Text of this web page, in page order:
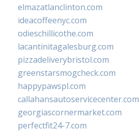
elmazatlanclinton.com
ideacoffeenyc.com
odieschillicothe.com
lacantinitagalesburg.com
pizzadeliverybristol.com
greenstarsmogcheck.com
happypawspl.com
callahansautoservicecenter.com
georgiascornermarket.com
perfectfit24-7.com